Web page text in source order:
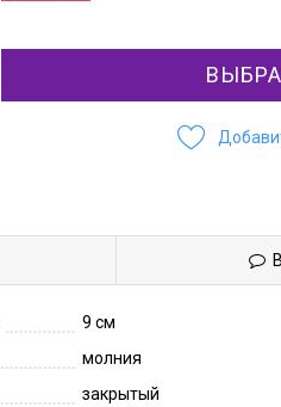
9 см
молния
закрытый